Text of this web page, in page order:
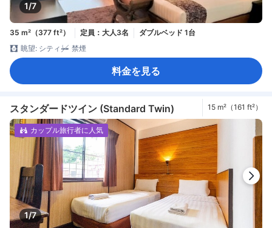
1/7
35 m²（377 ft²） 定員：大人3名
ダブルベッド 1台
眺望: シティ
禁煙
料金を見る
スタンダードツイン (Standard Twin) 15 m²（161 ft²）
1/7
カップル旅行者に人気